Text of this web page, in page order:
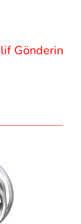
Gönderin